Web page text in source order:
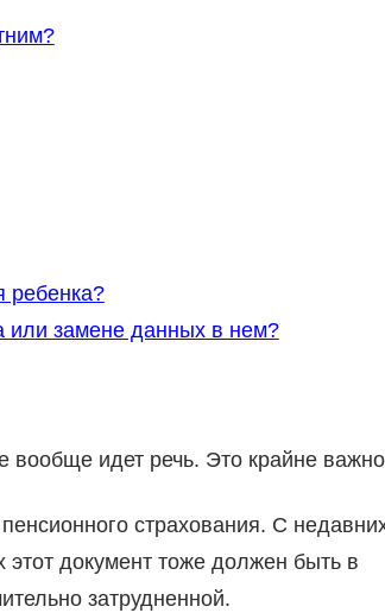
ребенка?
замене данных в нем?
идет речь. Это крайне
страхования. С
документ тоже должен быть в
затрудненной.